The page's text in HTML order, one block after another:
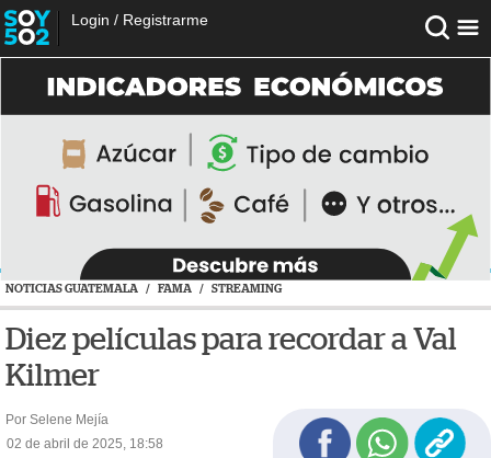
Login / Registrarme
NOTICIAS GUATEMALA / FAMA / STREAMING
Diez películas para recordar a Val
Kilmer
Por Selene Mejía
02 de abril de 2025, 18:58